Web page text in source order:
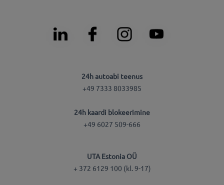
24h autoabi teenus
+49 7333 8033985
24h kaardi blokeerimine
+49 6027 509-666
UTA Estonia OÜ
+ 372 6129 100 (kl. 9-17)